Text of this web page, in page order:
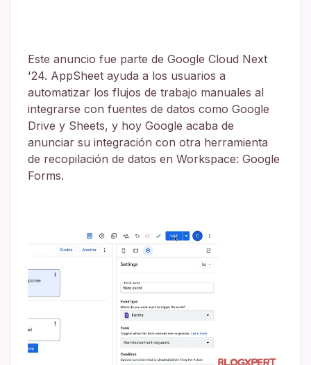
Este anuncio fue parte de Google Cloud Next
'24. AppSheet ayuda a los usuarios a
automatizar los flujos de trabajo manuales al
integrarse con fuentes de datos como Google
Drive y Sheets, y hoy Google acaba de
anunciar su integración con otra herramienta
de recopilación de datos en Workspace: Google
Forms.